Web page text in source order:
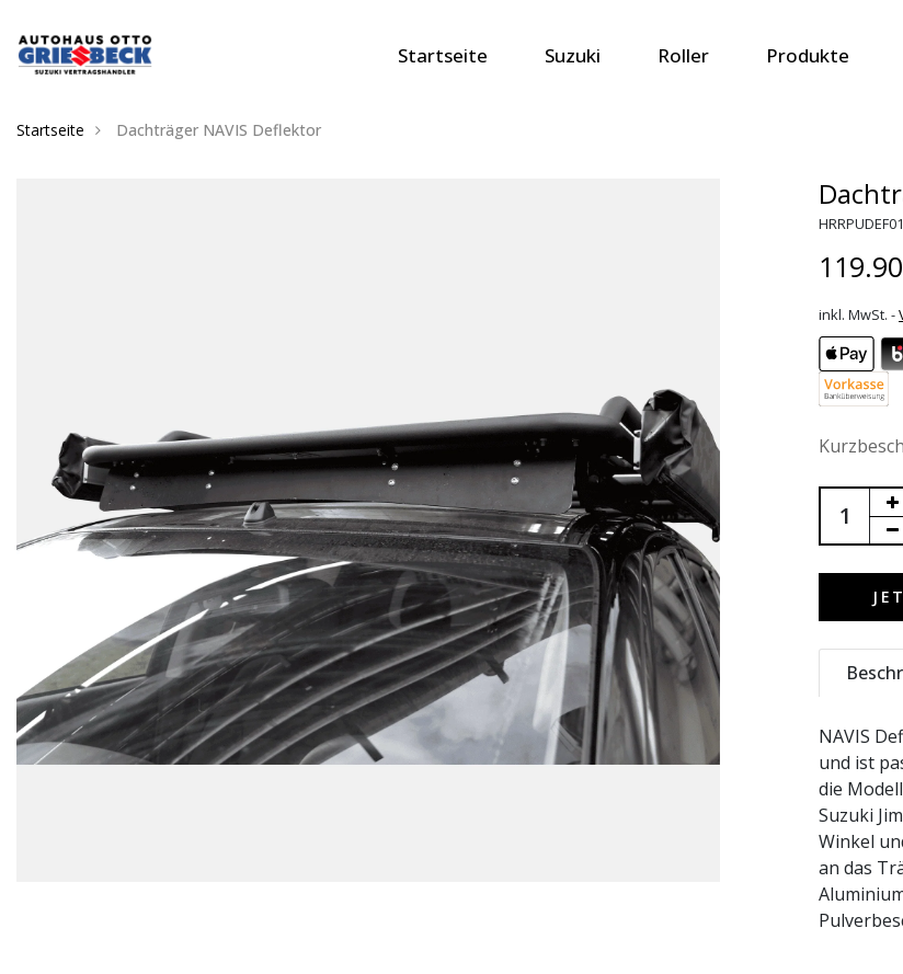
Startseite Suzuki Roller Produkte
Startseite Dachträger NAVIS Deflektor
HRRPUDEF01
inkl. MwSt. -
NAVIS
und ist
die
Suzuki
Winkel
an das